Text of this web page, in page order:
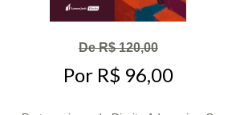
De R$ 120,00
Por R$ 96,00